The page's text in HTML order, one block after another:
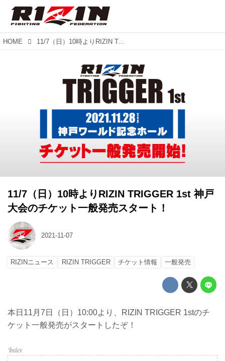
HOME 11/7（日）10時よりRIZIN TRIGGER 1st 神戸大会のチケット一般発売スタート！
11/7（日）10時よりRIZIN TRIGGER 1st 神戸
大会のチケット一般発売スタート！
2021-11-07
RIZINニュース RIZIN TRIGGER チケット情報 一般発売
本日11月7日（日）10:00より、RIZIN TRIGGER 1stのチ
ケット一般発売がスタートしたぞ！